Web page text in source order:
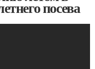
посева